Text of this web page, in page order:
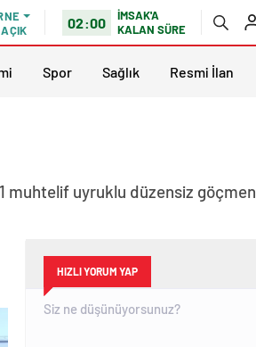
AÇIK 02:00
İMSAK'A
KALAN SÜRE
Spor Sağlık Resmi İlan
muhtelif uyruklu düzensiz göçmen
HIZLI YORUM YAP